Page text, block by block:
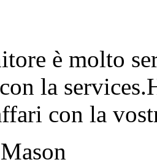
è molto
la
con la